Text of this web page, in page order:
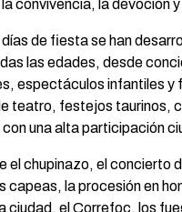
convivencia, la devoción y
de fiesta se han
las edades, desde
espectáculos infantiles y
teatro, festejos taurinos,
una alta participación
el chupinazo, el concierto
capeas, la procesión en
ciudad, el Correfoc, los